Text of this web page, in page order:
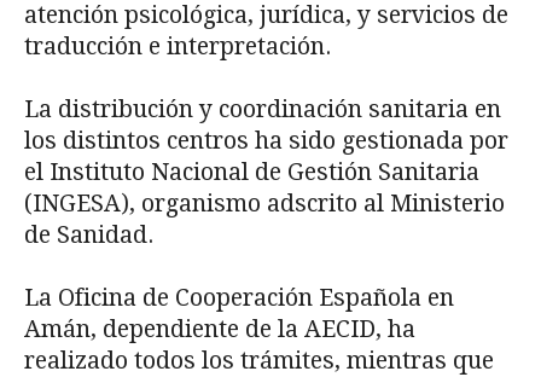
atención psicológica, jurídica, y servicios de
traducción e interpretación.
La distribución y coordinación sanitaria en
los distintos centros ha sido gestionada por
el Instituto Nacional de Gestión Sanitaria
(INGESA), organismo adscrito al Ministerio
de Sanidad.
La Oficina de Cooperación Española en
Amán, dependiente de la AECID, ha
realizado todos los trámites, mientras que